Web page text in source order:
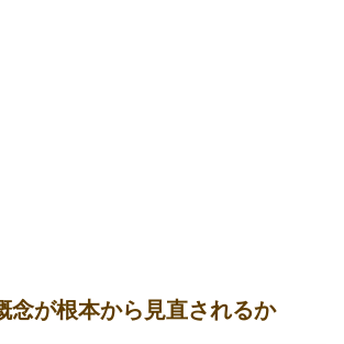
念が根本から見直されるか